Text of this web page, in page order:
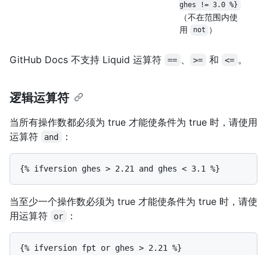
ghes != 3.0 %}
（不在范围内使
用
not ）
GitHub Docs 不支持 Liquid 运算符 == >= 和 <= 。
逻辑运算符
当所有操作数都必须为 true 才能使条件为 true 时，请使用
运算符
and ：
当至少一个操作数必须为 true 才能使条件为 true 时，请使
用运算符
or ：